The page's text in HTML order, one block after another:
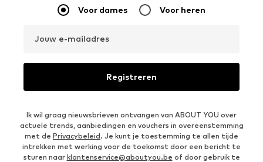
Voor dames Voor heren
Jouw e-mailadres
Registreren
Ik wil graag nieuwsbrieven ontvangen van ABOUT YOU over
actuele trends, aanbiedingen en vouchers in overeenstemming
met de Privacybeleid. Je kunt je toestemming te allen tijde
intrekken met werking voor de toekomst door een bericht te
sturen naar klantenservice@aboutyou.be of door gebruik te